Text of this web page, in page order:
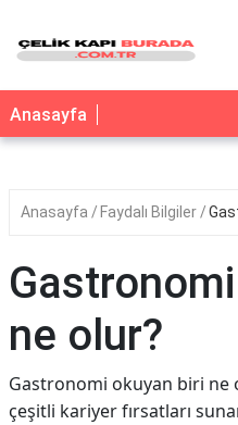
Anasayfa
Anasayfa Faydalı Bilgiler
ne olur?
Gastronomi okuyan biri ne
çeşitli kariyer fırsatları